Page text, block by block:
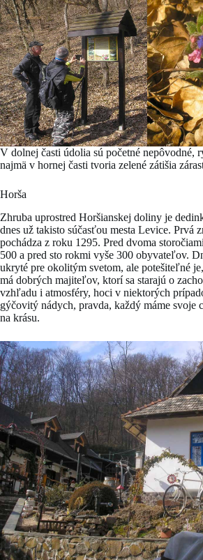
V dolnej časti údolia sú početné nepôvodné,
najmä v hornej časti tvoria zelené zátišia
Horša
Zhruba uprostred Horšianskej doliny je
dnes už takisto súčasťou mesta Levice. Prvá
pochádza z roku 1295. Pred dvoma
500 a pred sto rokmi vyše 300 obyvateľov.
ukryté pre okolitým svetom, ale potešiteľné
má dobrých majiteľov, ktorí sa starajú o
vzhľadu i atmosféry, hoci v niektorých
gýčovitý nádych, pravda, každý máme svoje
na krásu.